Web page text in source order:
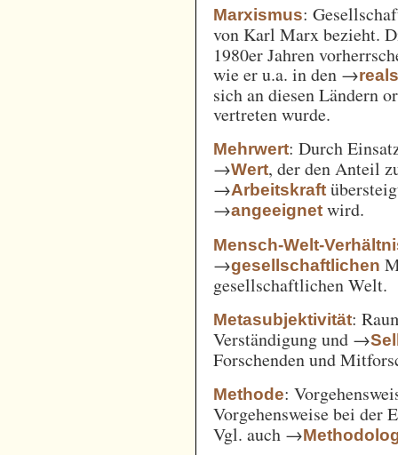
Marxismus:
von Karl Marx bezieht.
1980er Jahren
wie er u.a. in den →
sich an diesen Ländern
vertreten wurde.
Mehrwert: Durch
→Wert, der den Anteil
→Arbeitskraft
→angeeignet wird.
Mensch-Welt-
→gesellschaftlichen
gesellschaftlichen Welt.
Metasubjektivität:
Verständigung und →
Forschenden und
Methode:
Vorgehensweise bei der
Vgl. auch →